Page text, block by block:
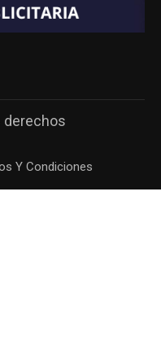
derechos
Y Condiciones